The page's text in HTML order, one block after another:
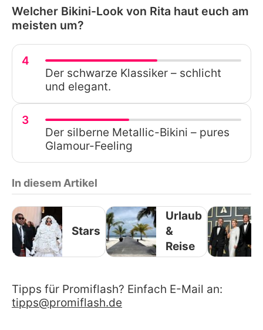
Welcher Bikini-Look von Rita haut euch am
meisten um?
4
Der schwarze Klassiker – schlicht
und elegant.
3
Der silberne Metallic-Bikini – pures
Glamour-Feeling
In diesem Artikel
Stars
Urlaub
&
Reise
Tipps für Promiflash? Einfach E-Mail an:
tipps@promiflash.de